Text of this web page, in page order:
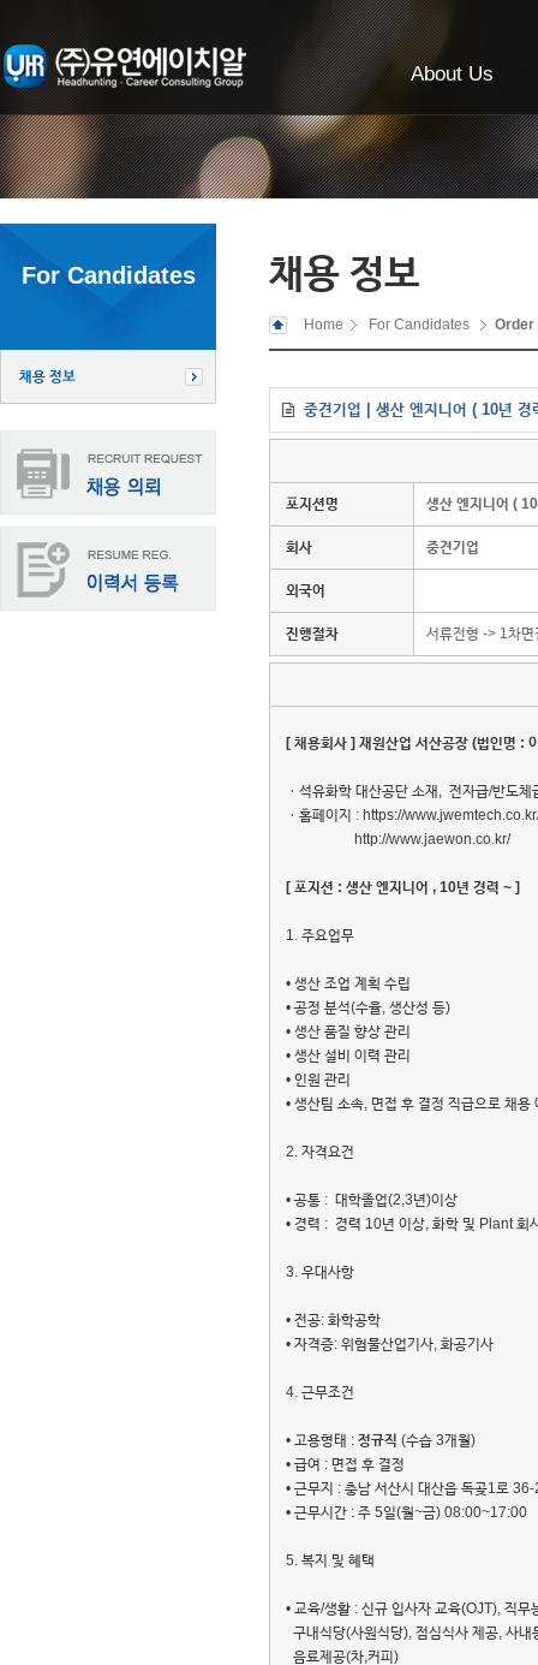
About Us
For Candidates
채용 정보
채용 정보
Home For Candidates Order
중견기업 | 생산 엔지니어 ( 10년 경
포지션명 생산 엔지니어 (
회사 중견기업
외국어
진행절차 서류전형 -> 1차
[ 채용회사 ] 재원산업 서산공장 (법인명 :
ㆍ석유화학 대산공단 소재, 전자급/반도
ㆍ홈페이지 : https://
http://www.jaewon.co.kr/
[ 포지션 : 생산 엔지니어 , 10년 경력 ~ ]
1. 주요업무
• 생산 조업 계획 수립
• 공정 분석(수율, 생산성 등)
• 생산 품질 향상 관리
• 생산 설비 이력 관리
• 인원 관리
• 생산팀 소속, 면접 후 결정 직급으로 채용
2. 자격요건
• 공통 : 대학졸업(2,3년)이상
• 경력 : 경력 10년 이상, 화학 및 Plant 회
3. 우대사항
• 전공: 화학공학
• 자격증: 위험물산업기사, 화공기사
4. 근무조건
• 고용형태 : 정규직 (수습 3개월)
• 급여 : 면접 후 결정
• 근무지 : 충남 서산시 대산읍 독곶1로
• 근무시간 : 주 5일(월~금) 08:00~17:00
5. 복지 및 혜택
• 교육/생활 : 신규 입사자 교육(OJT), 직무
구내식당(사원식당), 점심식사 제공, 사
음료제공(차,커피)